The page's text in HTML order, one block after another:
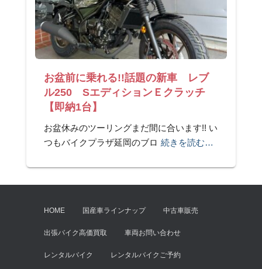
お盆前に乗れる!!話題の新車 レブ
ル250 SエディションＥクラッチ
【即納1台】
お盆休みのツーリングまだ間に合います!! い
つもバイクプラザ延岡のブロ 続きを読む…
HOME 国産車ラインナップ 中古車販売
出張バイク高価買取 車両お問い合わせ
レンタルバイク レンタルバイクご予約